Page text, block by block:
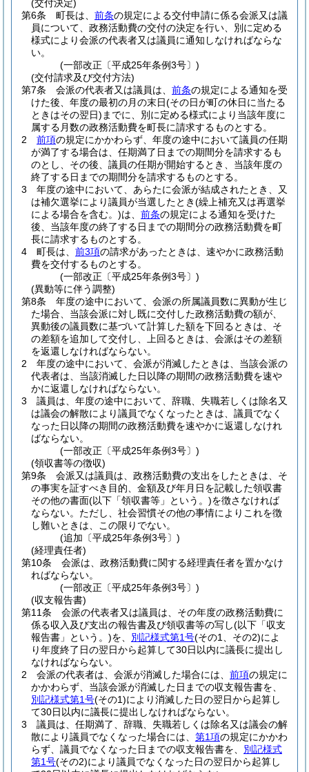
(交付決定)
第6条
町長は、 前条の規定による交付申請に係る会派又は議
員について、政務活動費の交付の決定を行い、別に定める
様式により会派の代表者又は議員に通知しなければならな
い。
(一部改正〔平成25年条例3号〕)
(交付請求及び交付方法)
第7条
会派の代表者又は議員は、 前条の規定による通知を受
けた後、年度の最初の月の末日(その日が町の休日に当たる
ときはその翌日) までに、別に定める様式により当該年度に
属する月数の政務活動費を町長に請求するものとする。
2
前項の規定にかかわらず、年度の途中において議員の任期
が満了する場合は、任期満了日までの期間分を請求するも
のとし、その後、議員の任期が開始するとき、当該年度の
終了する日までの期間分を請求するものとする。
3
年度の途中において、あらたに会派が結成されたとき、又
は補欠選挙により議員が当選したとき(繰上補充又は再選挙
による場合を含む。)は、 前条の規定による通知を受けた
後、当該年度の終了する日までの期間分の政務活動費を町
長に請求するものとする。
4
町長は、 前3項の請求があったときは、速やかに政務活動
費を交付するものとする。
(一部改正〔平成25年条例3号〕)
(異動等に伴う調整)
第8条
年度の途中において、会派の所属議員数に異動が生じ
た場合、当該会派に対し既に交付した政務活動費の額が、
異動後の議員数に基づいて計算した額を下回るときは、そ
の差額を追加して交付し、上回るときは、会派はその差額
を返還しなければならない。
2
年度の途中において、会派が消滅したときは、当該会派の
代表者は、当該消滅した日以降の期間の政務活動費を速や
かに返還しなければならない。
3
議員は、年度の途中において、辞職、失職若しくは除名又
は議会の解散により議員でなくなったときは、議員でなく
なった日以降の期間の政務活動費を速やかに返還しなけれ
ばならない。
(一部改正〔平成25年条例3号〕)
(領収書等の徴収)
第9条
会派又は議員は、政務活動費の支出をしたときは、そ
の事実を証すべき目的、金額及び年月日を記載した領収書
その他の書面(以下「領収書等」という。)を徴さなければ
ならない。 ただし、社会習慣その他の事情によりこれを徴
し難いときは、この限りでない。
(追加〔平成25年条例3号〕)
(経理責任者)
第10条
会派は、政務活動費に関する経理責任者を置かなけ
ればならない。
(一部改正〔平成25年条例3号〕)
(収支報告書)
第11条
会派の代表者又は議員は、その年度の政務活動費に
係る収入及び支出の報告書及び領収書等の写し(以下「収支
報告書」という。)を、 別記様式第1号(その1、その2)によ
り年度終了日の翌日から起算して30日以内に議長に提出し
なければならない。
2
会派の代表者は、会派が消滅した場合には、 前項の規定に
かかわらず、当該会派が消滅した日までの収支報告書を、
別記様式第1号(その1)により消滅した日の翌日から起算し
て30日以内に議長に提出しなければならない。
3
議員は、任期満了、辞職、失職若しくは除名又は議会の解
散により議員でなくなった場合には、 第1項の規定にかかわ
らず、議員でなくなった日までの収支報告書を、 別記様式
第1号(その2)により議員でなくなった日の翌日から起算し